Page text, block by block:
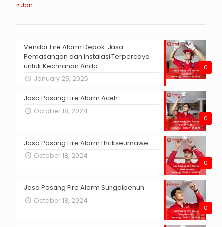
« Jan
0
Vendor Fire Alarm Depok: Jasa
Pemasangan dan Instalasi Terpercaya
untuk Keamanan Anda
January 25, 2025
0
Jasa Pasang Fire Alarm Aceh
October 18, 2024
0
Jasa Pasang Fire Alarm Lhokseumawe
October 18, 2024
0
Jasa Pasang Fire Alarm Sungaipenuh
October 18, 2024